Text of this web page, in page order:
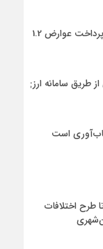
معافیت 199 کالای اساسی کشاورزی و دارو از پرداخت عوارض 1.2
طریق سامانه ارزی
است
طرح اختلافات